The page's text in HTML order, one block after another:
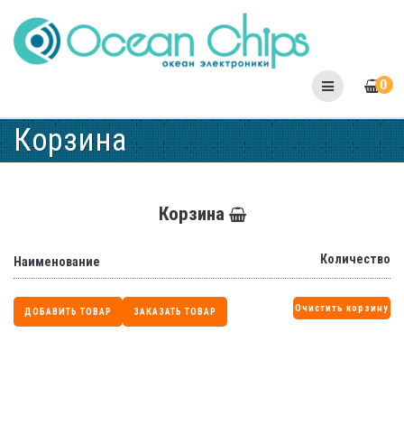
to
content
0
Корзина
Корзина
Наименование Количество
ДОБАВИТЬ ТОВАР ЗАКАЗАТЬ ТОВАР Очистить корзину